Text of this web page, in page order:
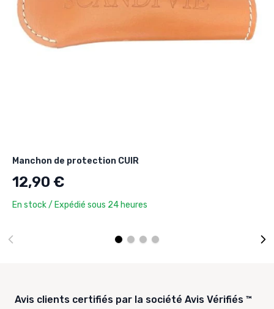
Manchon de protection CUIR
12,90 €
En stock / Expédié sous 24 heures
Avis clients certifiés par la société Avis Vérifiés ™